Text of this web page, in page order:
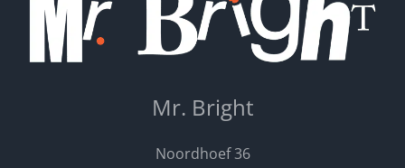
Mr. Bright
Noordhoef 36